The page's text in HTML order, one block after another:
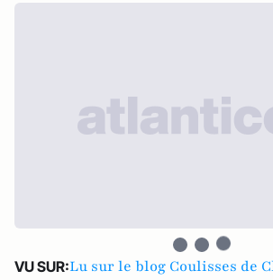
VU SUR:Lu sur le blog Coulisses de